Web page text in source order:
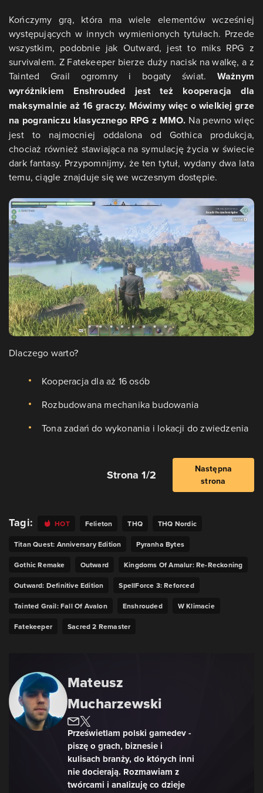
Kończymy grą, która ma wiele elementów wcześniej
występujących w innych wymienionych tytułach. Przede
wszystkim, podobnie jak Outward, jest to miks RPG z
survivalem. Z Fatekeeper bierze duży nacisk na walkę, a z
Tainted Grail ogromny i bogaty świat. Ważnym
wyróżnikiem Enshrouded jest też kooperacja dla
maksymalnie aż 16 graczy. Mówimy więc o wielkiej grze
na pograniczu klasycznego RPG z MMO. Na pewno więc
jest to najmocniej oddalona od Gothica produkcja,
chociaż również stawiająca na symulację życia w świecie
dark fantasy. Przypomnijmy, że ten tytuł, wydany dwa lata
temu, ciągle znajduje się we wczesnym dostępie.
Dlaczego warto?
Kooperacja dla aż 16 osób
Rozbudowana mechanika budowania
Tona zadań do wykonania i lokacji do zwiedzenia
Strona 1/2
Następna
strona
Tagi: HOT Felieton THQ
THQ Nordic
Titan Quest: Anniversary Edition
Pyranha Bytes
Gothic Remake
Outward
Kingdoms Of Amalur: Re-Reckoning
Outward: Definitive Edition
SpellForce 3: Reforced
Tainted Grail: Fall Of Avalon
Enshrouded
W Klimacie
Fatekeeper
Sacred 2 Remaster
Mateusz
Mucharzewski
Prześwietlam polski gamedev -
piszę o grach, biznesie i
kulisach branży, do których inni
nie docierają. Rozmawiam z
twórcami i analizuję co dzieje